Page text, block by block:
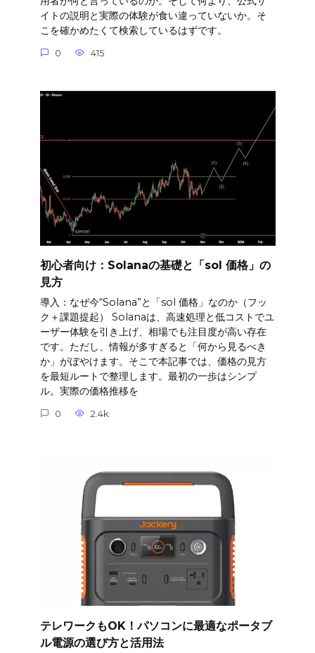
イトの説明と実際の体験が食い違っていないか。そ
こを確かめたくて検索しているはずです。
0 415
初心者向け：Solanaの基礎と「sol 価格」の
見方
導入：なぜ今“Solana”と「sol 価格」なのか（フッ
ク＋課題提起） Solanaは、高速処理と低コストでユ
ーザー体験を引き上げ、相場でも注目度が高い存在
です。ただし、情報が多すぎると「何から見るべき
か」がぼやけます。そこで本記事では、価格の見方
を最短ルートで整理します。最初の一歩はシンプ
ル。実際の価格推移を
0 2.4k.
テレワークもOK！パソコンに最適なポータブ
ル電源の選び方と活用法